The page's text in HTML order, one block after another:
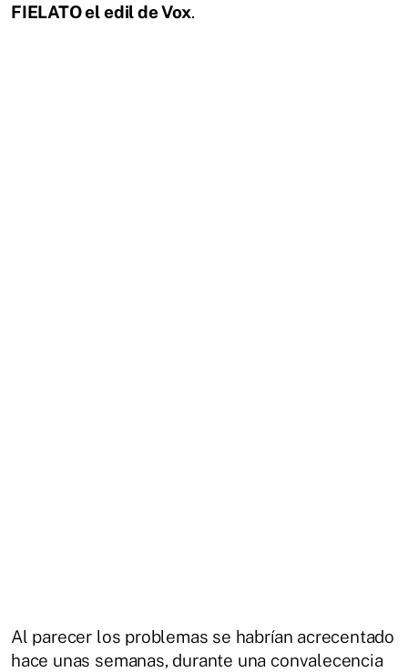
FIELATO el edil de Vox.
Al parecer los problemas se habrían acrecentado
hace unas semanas, durante una convalecencia